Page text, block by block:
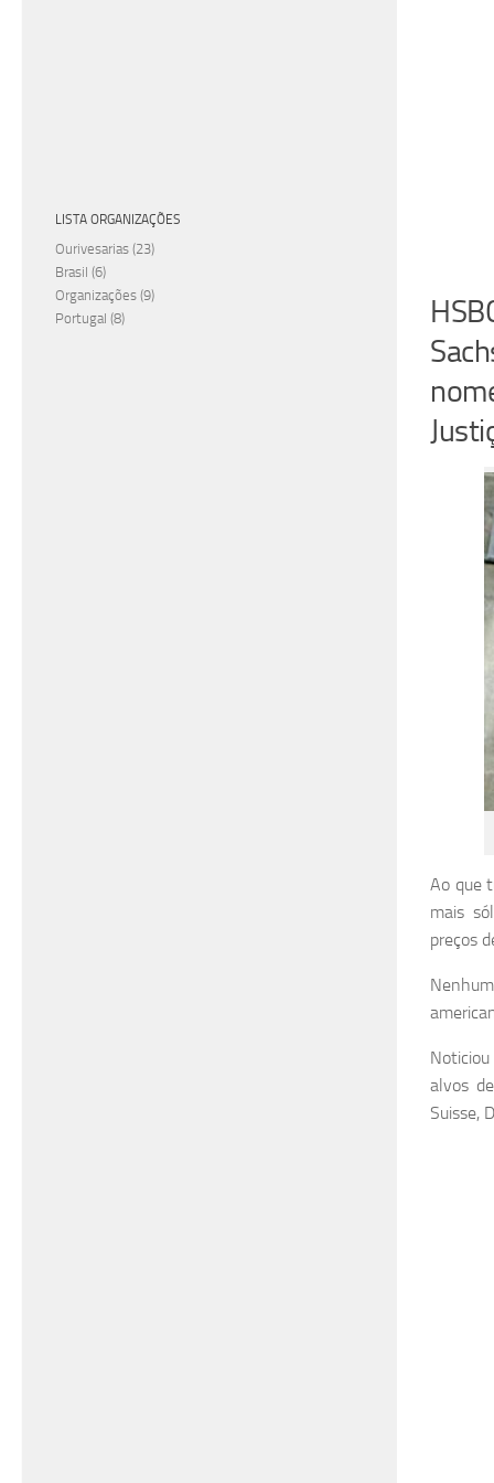
Ao que
mais
preços
alvos
Suisse,
LISTA ORGANIZAÇÕES
Ourivesarias (23)
Brasil (6)
Organizações (9)
Portugal (8)